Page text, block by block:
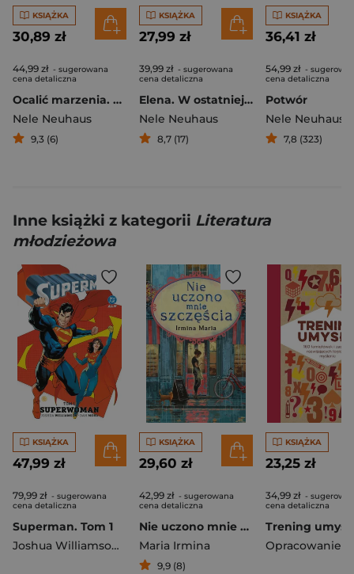
KSIĄŻKA
30,89 zł
44,99 zł - sugerowana
cena detaliczna
Ocalić marzenia. Elena. Tom 8
Nele Neuhaus
9,3 (6)
KSIĄŻKA
27,99 zł
39,99 zł - sugerowana
cena detaliczna
Elena. W ostatniej sekundzie
Nele Neuhaus
8,7 (17)
KSIĄŻKA
36,41 zł
54,99 zł -
cena detaliczna
Potwór
Nele Neuhaus
7,8 (323)
Inne książki z kategorii Literatura
młodzieżowa
KSIĄŻKA
47,99 zł
79,99 zł - sugerowana
cena detaliczna
Superman. Tom 1
Joshua Williamson
Dan Mora
KSIĄŻKA
29,60 zł
42,99 zł - sugerowana
cena detaliczna
Nie uczono mnie szczęścia
Maria Irmina
9,9 (8)
KSIĄŻKA
23,25 zł
34,99 zł -
cena detaliczna